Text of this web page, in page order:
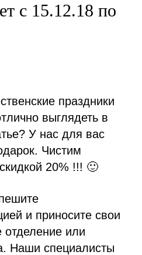
с 15.12.18 по
праздники
выглядеть в
У нас для вас
Чистим
20% !!! 🙂
и приносите свои
или
Наши специалисты